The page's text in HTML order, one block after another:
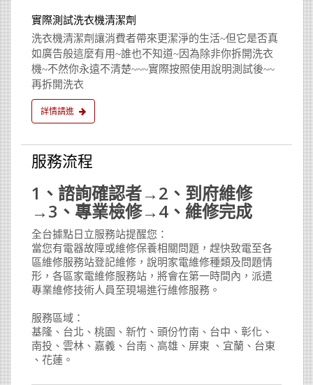
實際測試洗衣機清潔劑
洗衣機清潔劑讓消費者帶來更潔淨的生活~但它是否真
如廣告般這麼有用~誰也不知道~因為除非你拆開洗衣
機~不然你永遠不清楚~~~實際按照使用說明測試後~~
再拆開洗衣
詳情請進
服務流程
1、諮詢確認者→2、到府維修
→3、專業檢修→4、維修完成
全台據點日立服務站提醒您：
當您有電器故障或維修保養相關問題，趕快致電至各
區維修服務站登記維修，說明家電維修種類及問題情
形，各區家電維修服務站，將會在第一時間內，派遣
專業維修技術人員至現場進行維修服務。
服務區域：
基隆、台北、桃園、新竹、頭份竹南、台中、彰化、
南投、雲林、嘉義、台南、高雄、屏東 、宜蘭、台東
、花蓮。